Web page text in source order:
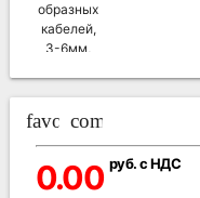
favorite_border
compare_arrows
0.00 руб. с НДС